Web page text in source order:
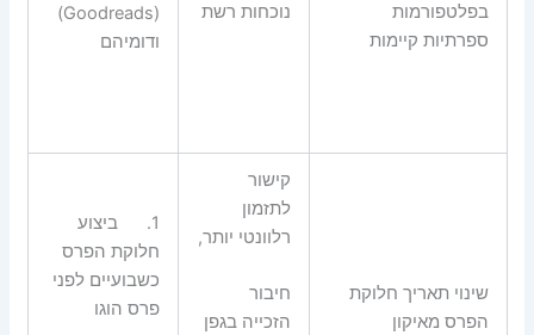
בפלטפורמות
ספרתיות קיימות
נוכחות רשת
(Goodreads)
ודומיהם
שינוי תאריך חלוקת
הפרס מאיקון
קישור
לתזמון
רלוונטי יותר,
חיבור
הזכייה בגפן
1.
ביצוע
חלוקת הפרס
כשבועיים לפני
פרס הוגו